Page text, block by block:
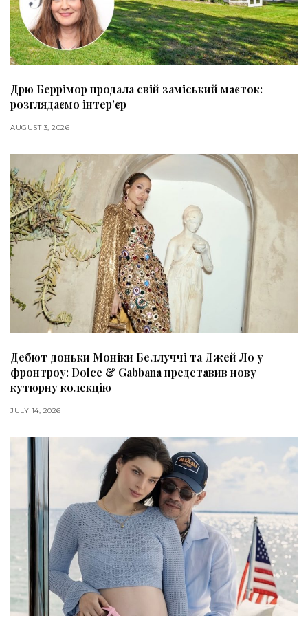
Дрю Беррімор продала свій заміський маєток:
розглядаємо інтер’єр
AUGUST 3, 2026
Дебют доньки Моніки Беллуччі та Джей Ло у
фронтроу: Dolce & Gabbana представив нову
кутюрну колекцію
JULY 14, 2026